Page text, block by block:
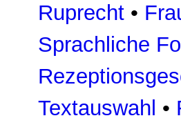
Ruprecht •
Sprachliche
Textauswahl •